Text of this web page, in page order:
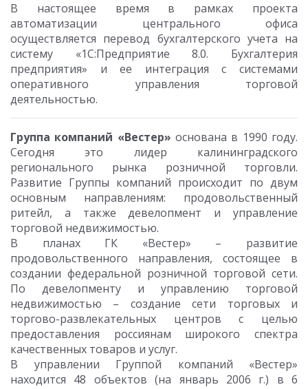
В настоящее время в рамках проекта
автоматизации центрального офиса
осуществляется перевод бухгалтерского учета на
систему «1С:Предприятие 8.0. Бухгалтерия
предприятия» и ее интеграция с системами
оперативного управления торговой
деятельностью.
Группа компаний «Вестер» основана в 1990 году.
Сегодня это лидер калининградского
регионального рынка розничной торговли.
Развитие Группы компаний происходит по двум
основным направлениям: продовольственный
ритейл, а также девелопмент и управление
торговой недвижимостью.
В планах ГК «Вестер» – развитие
продовольственного направления, состоящее в
создании федеральной розничной торговой сети.
По девелопменту и управлению торговой
недвижимостью – создание сети торговых и
торгово-развлекательных центров с целью
предоставления россиянам широкого спектра
качественных товаров и услуг.
В управлении Группой компаний «Вестер»
находится 48 объектов (на январь 2006 г.) в 6